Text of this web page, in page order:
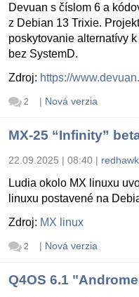
Devuan s číslom 6 a
z Debian 13 Trixie.
poskytovanie alternatívy
bez SystemD.
Zdroj: https://
2 | Nová verzia
MX-25 “Infinity”
22.09.2025 | 08:40 |
Ludia okolo MX linuxu
linuxu postavené na
Zdroj: MX linux
2 | Nová verzia
Q4OS 6.1